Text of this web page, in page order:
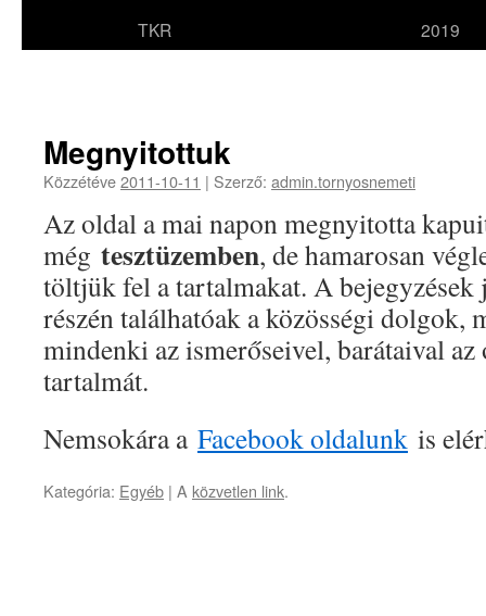
TKR
2019
Megnyitottuk
Közzétéve2011-10-11 | Szerző: admin.tornyosnemeti
Az oldal a mai napon megnyitotta
még tesztüzemben, de hamarosan
töltjük fel a tartalmakat. A bejegyzések
részén találhatóak a közösségi dolgok,
mindenki az ismerőseivel, barátaival
tartalmát.
Nemsokára a Facebook oldalunk is
Kategória: Egyéb | A közvetlen link.